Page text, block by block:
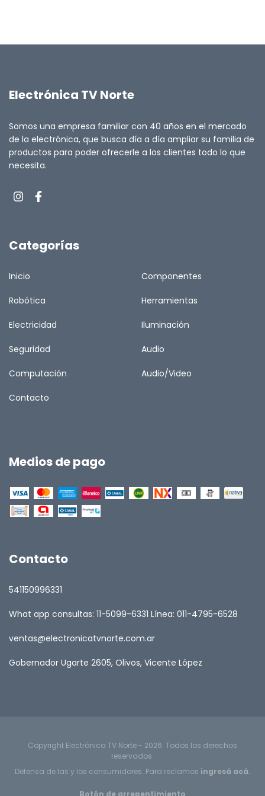
Electrónica TV Norte
Somos una empresa familiar con 40 años en el mercado
de la electrónica, que busca día a día ampliar su familia de
productos para poder ofrecerle a los clientes todo lo que
necesita.
Categorías
Inicio Componentes
Robótica Herramientas
Electricidad Iluminación
Seguridad Audio
Computación Audio/Video
Contacto
Medios de pago
Contacto
541150996331
What app consultas: 11-5099-6331 Línea: 011-4795-6528
ventas@electronicatvnorte.com.ar
Gobernador Ugarte 2605, Olivos, Vicente López
Copyright Electrónica TV Norte - 2026. Todos los derechos
reservados.
Defensa de las y los consumidores. Para reclamos ingresá acá.
Botón de arrepentimiento